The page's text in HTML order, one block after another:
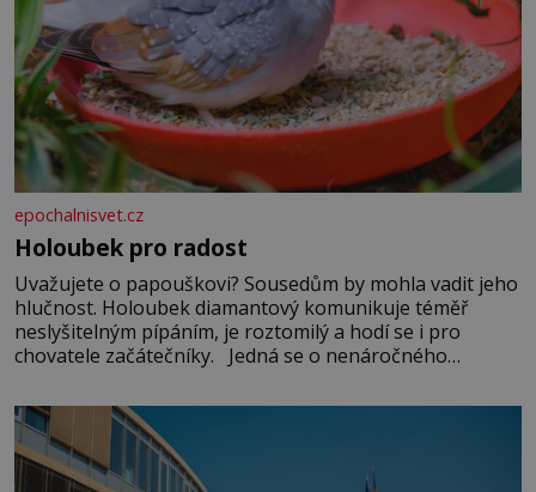
epochalnisvet.cz
Holoubek pro radost
Uvažujete o papouškovi? Sousedům by mohla vadit jeho
hlučnost. Holoubek diamantový komunikuje téměř
neslyšitelným pípáním, je roztomilý a hodí se i pro
chovatele začátečníky. Jedná se o nenáročného
času tráví na zemi, kde sbírá zbytky semínek Jeho
domovinou je prakticky celá Austrálie s výjimkou
pobřežní oblasti.